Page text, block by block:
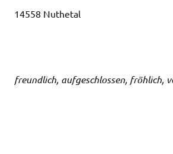
14558 Nuthetal
freundlich, aufgeschlossen, fröhlich,